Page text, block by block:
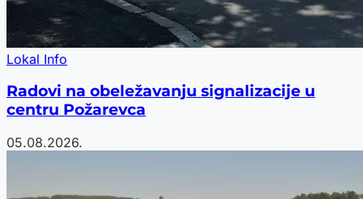
Lokal Info
Radovi na obeležavanju signalizacije u
centru Požarevca
05.08.2026.